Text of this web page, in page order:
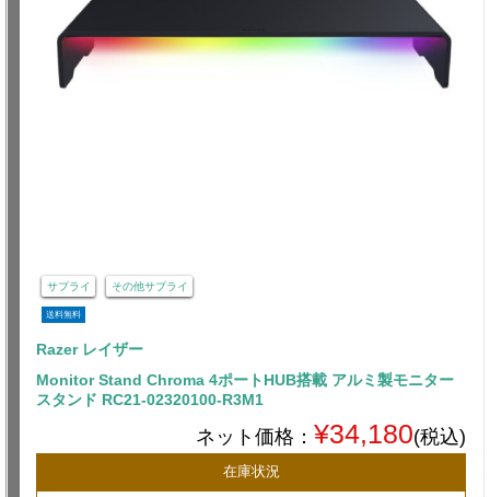
サプライ その他サプライ
送料無料
Razer レイザー
Monitor Stand Chroma 4ポートHUB搭載 アルミ製モニター
スタンド RC21-02320100-R3M1
ネット価格： ¥34,180(税込)
在庫状況